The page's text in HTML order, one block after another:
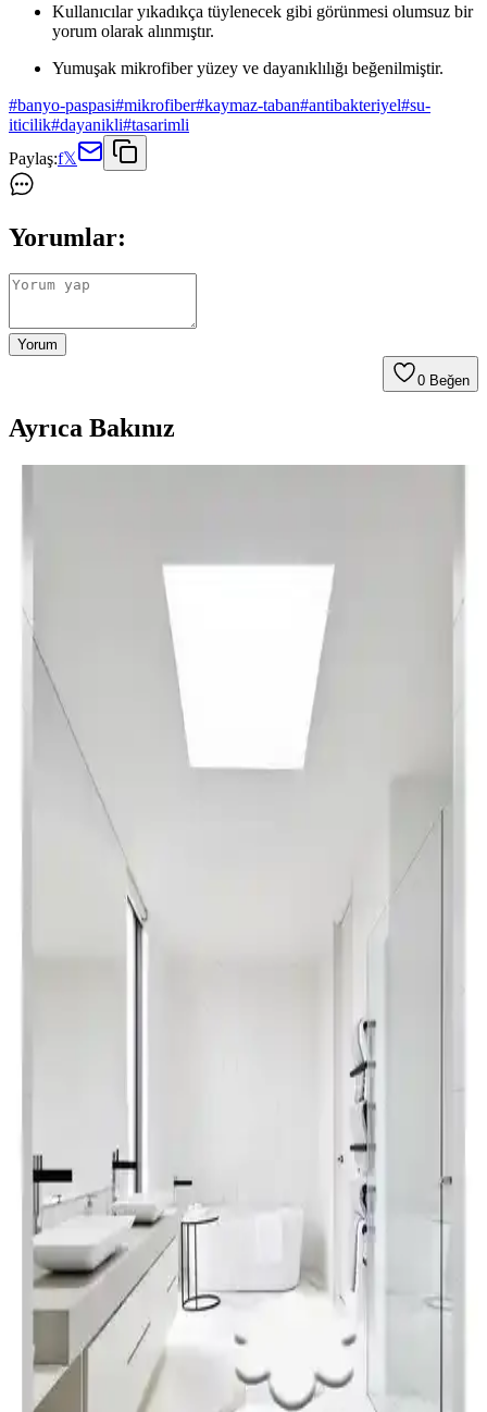
Kullanıcılar yıkadıkça tüylenecek gibi görünmesi olumsuz bir
yorum olarak alınmıştır.
Yumuşak mikrofiber yüzey ve dayanıklılığı beğenilmiştir.
#banyo-paspasi#mikrofiber#kaymaz-taban#antibakteriyel#su-
iticilik#dayanikli#tasarimli
Paylaş:f𝕏
Yorumlar:
Yorum
0 Beğen
Ayrıca Bakınız
İki farklı banyo paspasını detaylı karşılaştırıyoruz. Malzeme, boyut,
su emicilik ve kaymaz özellikleriyle ilgili önemli bilgiler içerir.
Hangi paspasın sizin için daha uygun olduğunu keşfedin.
Madame Coco Annabella ve Reflet Bubble Banyo
Paspası Karşılaştırması ve İnceleme
Bu makalede, Madame Coco'nun Annabella ve Reflet Bubble
paspaslarının malzeme, tasarım ve kullanıcı geri bildirimleri
açısından detaylı karşılaştırması sunuluyor.
Brillant Clorisa ve Monnhein Sevimli Tasarımlı
Mikrofiber Paspas Takımları Karşılaştırması
İki farklı banyo paspası setinin malzeme, tasarım ve kullanıcı
yorumlarıyla detaylı karşılaştırması, dayanıklılık ve kullanım
kolaylığı açısından önemli bilgiler sunuyor.
Madame Coco Damien ve Najac Banyo Paspası
Bu makalede Madame Coco Damien ve Najac banyo paspaslarının
malzeme, boyut, kullanım ve kullanıcı yorumları açısından detaylı
Madame Coco Mathılda ve Emele 2'li Banyo
Madame Coco'nun Mathılda ve Emele serileri, şıklık ve konforu bir
arada sunuyor. Her iki paspasın özellikleri, kullanıcı yorumları ve
performansları detaylı incelenerek, ihtiyaçlara en uygun olanı
seçmenize rehberlik ediliyor.
Madame Coco Carol ve Emele Banyo Paspası
Karşılaştırması: Özellikler ve Kullanıcı Yorumları
Madame Coco Carol ve Emele paspasları, şık tasarımı ve
fonksiyonelliğiyle öne çıkıyor. Kaymaz tabanları ve yumuşak
dokuları sayesinde banyoda güvenli ve konforlu kullanım sunar.